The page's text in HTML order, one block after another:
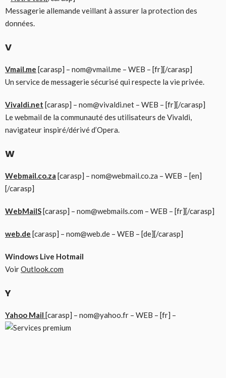
Messagerie allemande veillant à assurer la protection des
données.
V
Vmail.me [carasp] – nom@vmail.me – WEB – [fr][/carasp]
Un service de messagerie sécurisé qui respecte la vie privée.
Vivaldi.net [carasp] – nom@vivaldi.net – WEB – [fr][/carasp]
Le webmail de la communauté des utilisateurs de Vivaldi,
navigateur inspiré/dérivé d’Opera.
W
Webmail.co.za [carasp] – nom@webmail.co.za – WEB – [en]
[/carasp]
WebMailS[carasp] – nom@webmails.com – WEB – [fr][/carasp]
web.de [carasp] – nom@web.de – WEB – [de][/carasp]
Windows Live Hotmail
VoirOutlook.com
Y
Yahoo Mail [carasp] – nom@yahoo.fr – WEB – [fr] –